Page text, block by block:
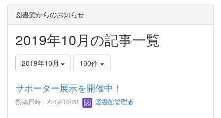
図書館からのお知らせ
2019年10月の記事一覧
2019年10月 100件
サポーター展示を開催中！
投稿日時 : 2019/10/28 図書館管理者